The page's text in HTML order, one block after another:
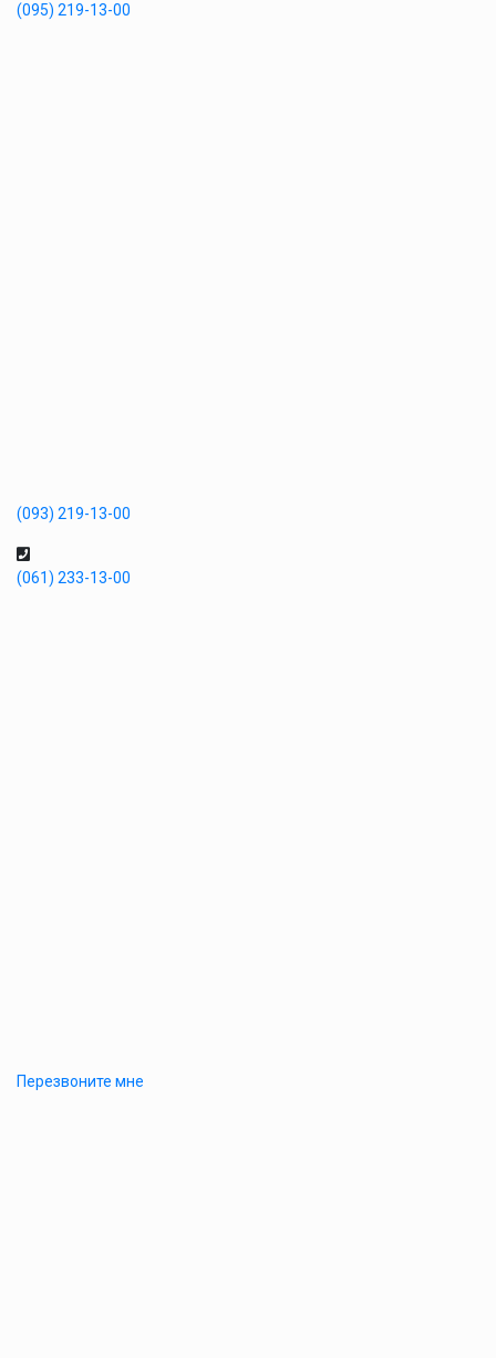
(095) 219-13-00
(093) 219-13-00
(061) 233-13-00
Перезвоните мне